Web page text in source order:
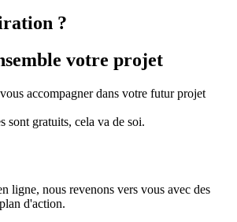
?
votre projet
accompagner dans votre futur projet
sont gratuits, cela va de soi.
ligne, nous revenons vers vous avec des
d'action.